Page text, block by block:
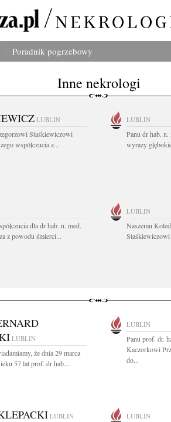
Poradnik pogrzebowy
Inne nekrologi
LUBLIN
Staśkiewiczowi
współczucia z...
LUBLIN
Panu dr hab.
wyrazy
dla dr hab. n. med.
z powodu śmierci...
LUBLIN
Naszemu
Staśkiewiczowi
LUBLIN
że dnia 29 marca
57 lat prof. dr hab....
LUBLIN
Panu prof. dr.
Kaczorkowi
do...
LUBLIN LUBLIN